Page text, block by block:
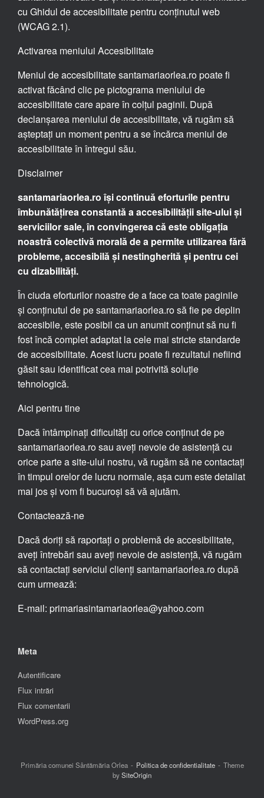
cu Ghidul de accesibilitate pentru conținutul web
(WCAG 2.1).
Activarea meniului Accesibilitate
Meniul de accesibilitate santamariaorlea.ro poate fi
activat făcând clic pe pictograma meniului de
accesibilitate care apare în colțul paginii. După
declanșarea meniului de accesibilitate, vă rugăm să
așteptați un moment pentru a se încărca meniul de
accesibilitate în întregul său.
Disclaimer
santamariaorlea.ro își continuă eforturile pentru
îmbunătățirea constantă a accesibilității site-ului și
serviciilor sale, în convingerea că este obligația
noastră colectivă morală de a permite utilizarea fără
probleme, accesibilă și nestingherită și pentru cei
cu dizabilități.
În ciuda eforturilor noastre de a face ca toate paginile
și conținutul de pe santamariaorlea.ro să fie pe deplin
accesibile, este posibil ca un anumit conținut să nu fi
fost încă complet adaptat la cele mai stricte standarde
de accesibilitate. Acest lucru poate fi rezultatul nefiind
găsit sau identificat cea mai potrivită soluție
tehnologică.
Aici pentru tine
Dacă întâmpinați dificultăți cu orice conținut de pe
santamariaorlea.ro sau aveți nevoie de asistență cu
orice parte a site-ului nostru, vă rugăm să ne contactați
în timpul orelor de lucru normale, așa cum este detaliat
mai jos și vom fi bucuroși să vă ajutăm.
Contactează-ne
Dacă doriți să raportați o problemă de accesibilitate,
aveți întrebări sau aveți nevoie de asistență, vă rugăm
să contactați serviciul clienți santamariaorlea.ro după
cum urmează:
E-mail: primariasintamariaorlea@yahoo.com
Meta
Autentificare
Flux intrări
Flux comentarii
WordPress.org
Primăria comunei Sântămăria Orlea Politica de confidentialitate
Theme
bySiteOrigin